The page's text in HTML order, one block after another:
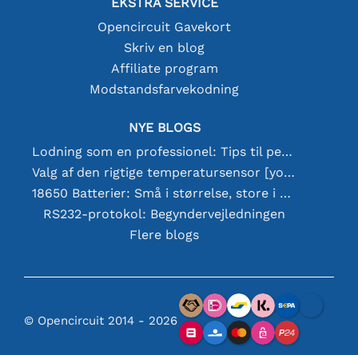
Opencircuit Gavekort
Skriv en blog
Affiliate program
Modstandsfarvekodning
NYE BLOGS
Lodning som en professionel: Tips til perfekte elektroniske forbindelser
Valg af den rigtige temperatursensor [youtube]
18650 Batterier: Små i størrelse, store i ydeevne
RS232-protokol: Begyndervejledningen
Flere blogs
© Opencircuit 2014 - 2026